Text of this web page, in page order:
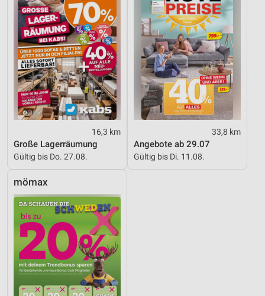
16,3 km
Große Lagerräumung
Gültig bis Do. 27.08.
33,8 km
Angebote ab 29.07
Gültig bis Di. 11.08.
mömax
Nicht-IAB-Verarbeitungszwecke:
Notwendig
Performance
Funktional
Werbung